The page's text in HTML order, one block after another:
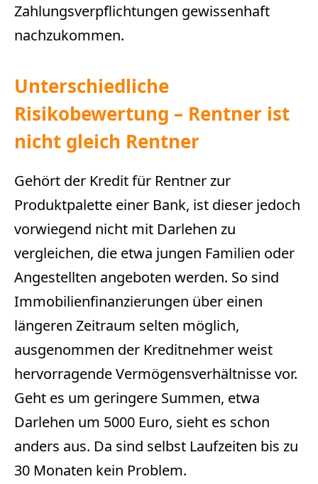
Zahlungsverpflichtungen gewissenhaft
nachzukommen.
Unterschiedliche
Risikobewertung – Rentner ist
nicht gleich Rentner
Gehört der Kredit für Rentner zur
Produktpalette einer Bank, ist dieser jedoch
vorwiegend nicht mit Darlehen zu
vergleichen, die etwa jungen Familien oder
Angestellten angeboten werden. So sind
Immobilienfinanzierungen über einen
längeren Zeitraum selten möglich,
ausgenommen der Kreditnehmer weist
hervorragende Vermögensverhältnisse vor.
Geht es um geringere Summen, etwa
Darlehen um 5000 Euro, sieht es schon
anders aus. Da sind selbst Laufzeiten bis zu
30 Monaten kein Problem.